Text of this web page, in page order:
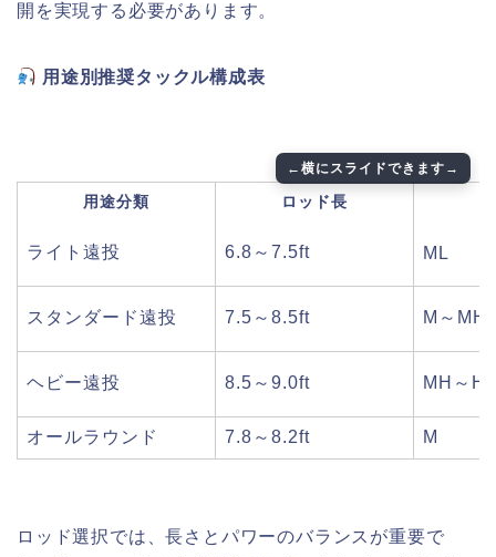
開を実現する必要があります。
用途別推奨タックル構成表
用途分類 ロッド長
ライト遠投 6.8～7.5ft ML
スタンダード遠投 7.5～8.5ft M～MH
ヘビー遠投 8.5～9.0ft MH～H
オールラウンド 7.8～8.2ft M
ロッド選択では、長さとパワーのバランスが重要で